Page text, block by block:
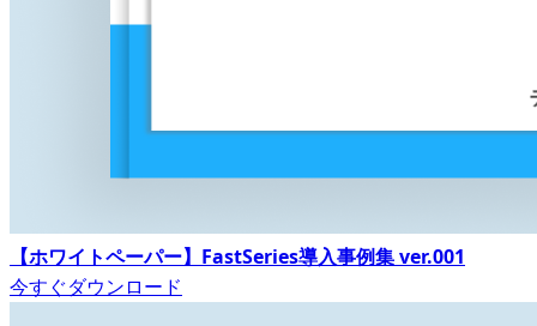
【ホワイトペーパー】FastSeries導入事例集 ver.001
今すぐダウンロード